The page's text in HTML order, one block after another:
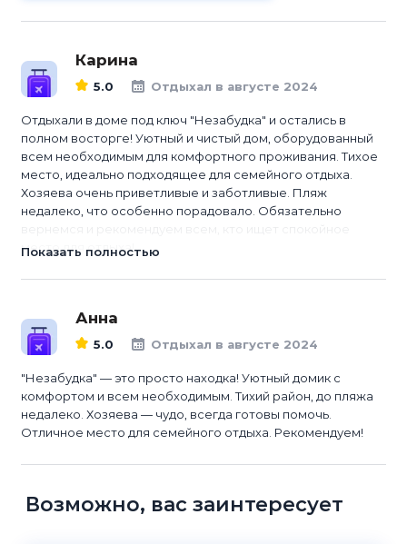
Карина
5.0 Отдыхал в августе 2024
Отдыхали в доме под ключ "Незабудка" и остались в
полном восторге! Уютный и чистый дом, оборудованный
всем необходимым для комфортного проживания. Тихое
место, идеально подходящее для семейного отдыха.
Хозяева очень приветливые и заботливые. Пляж
недалеко, что особенно порадовало. Обязательно
место для отдыха!
Показать полностью
Анна
5.0 Отдыхал в августе 2024
"Незабудка" — это просто находка! Уютный домик с
комфортом и всем необходимым. Тихий район, до пляжа
недалеко. Хозяева — чудо, всегда готовы помочь.
Отличное место для семейного отдыха. Рекомендуем!
Возможно, вас заинтересует